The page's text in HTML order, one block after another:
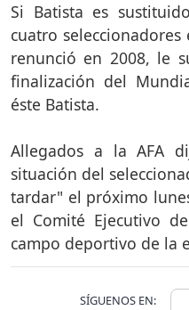
Si Batista es
cuatro
renunció en 2008, le
finalización del
éste Batista.
Allegados a la AFA
situación del
tardar" el próximo
el Comité Ejecutivo
campo deportivo de la
SÍGUENOS EN: